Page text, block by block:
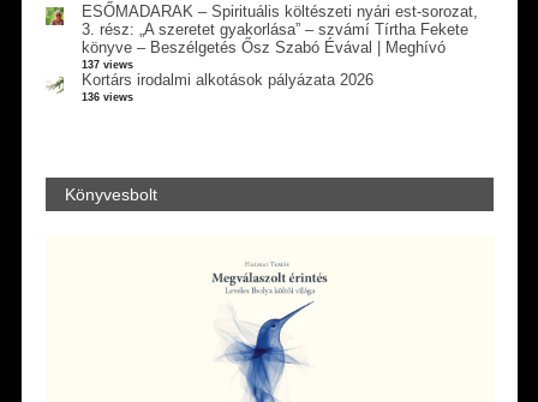
ESŐMADARAK – Spirituális költészeti nyári est-sorozat,
3. rész: „A szeretet gyakorlása” – szvámí Tírtha Fekete
könyve – Beszélgetés Ősz Szabó Évával | Meghívó
137 views
Kortárs irodalmi alkotások pályázata 2026
136 views
Könyvesbolt